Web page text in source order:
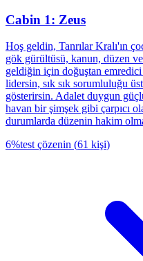
Cabin 1: Zeus
Hoş geldin, Tanrılar Kralı'ın
gök gürültüsü, kanun, düzen ve
geldiğin için doğuştan
lidersin, sık sık sorumluluğu
gösterirsin. Adalet duygun
havan bir şimşek gibi çarpıcı
durumlarda düzenin hakim
6%test çözenin (61 kişi)